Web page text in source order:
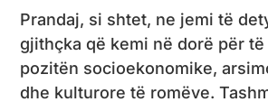
Prandaj, si shtet, ne jemi të
gjithçka që kemi në dorë për të
pozitën socioekonomike,
dhe kulturore të romëve.